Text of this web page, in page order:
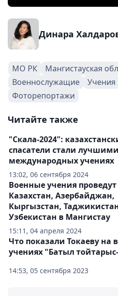
Динара
МО РК Мангистауская
Военнослужащие
Учения
Фоторепортажи
Читайте также
13:02, 06 сентября 2024
"Скала-2024":
спасатели стали
международных учениях
15:11, 04 апреля 2024
Военные учения проведут
Казахстан, Азербайджан,
Кыргызстан,
Узбекистан в Мангистау
14:53, 05 сентября 2023
Что показали Токаеву на
учениях "Батыл